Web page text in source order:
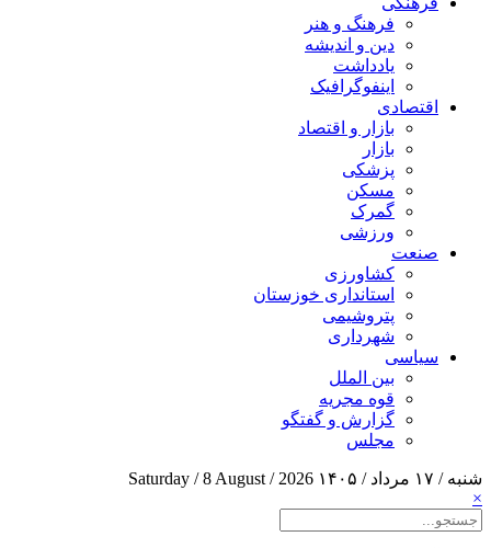
فرهنگ و هنر
دین و اندیشه
یادداشت
اینفوگرافیک
اقتصادی
بازار و اقتصاد
بازار
پزشکی
مسکن
گمرک
ورزشی
صنعت
کشاورزی
استانداری خوزستان
پتروشیمی
شهرداری
سیاسی
بین الملل
قوه مجریه
گزارش و گفتگو
مجلس
شنبه / ۱۷ مرداد / ۱۴۰۵
Saturday / 8 August / 2026
×